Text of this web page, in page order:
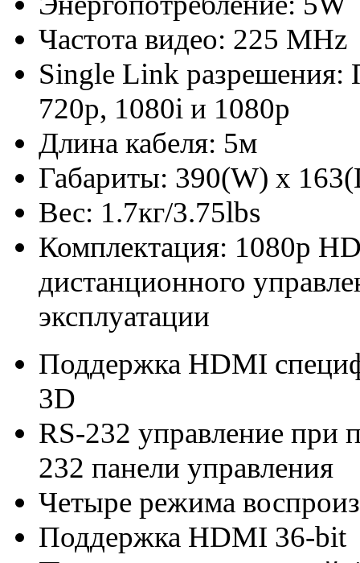
Частота видео: 225 MHz
Single Link разрешения:
720p, 1080i и 1080p
Длина кабеля: 5м
Габариты: 390(W) x
Вес: 1.7кг/3.75lbs
Комплектация: 1080p
дистанционного
эксплуатации
Поддержка HDMI
3D
RS-232 управление
232 панели управления
Четыре режима
Поддержка HDMI 36-bit